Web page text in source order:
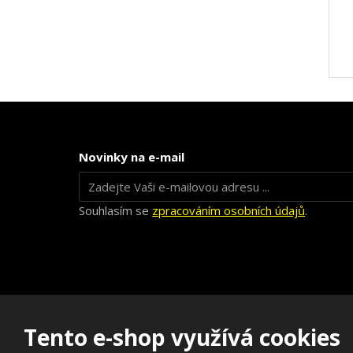
Tento e-shop využívá cookies
Novinky na e-mail
Souhlasím se zpracováním osobních údajů.